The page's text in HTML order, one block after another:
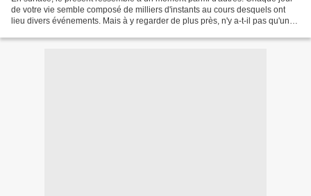
de votre vie semble composé de milliers d'instants au cours desquels ont
lieu divers événements. Mais à y regarder de plus près, n'y a-t-il pas qu'un